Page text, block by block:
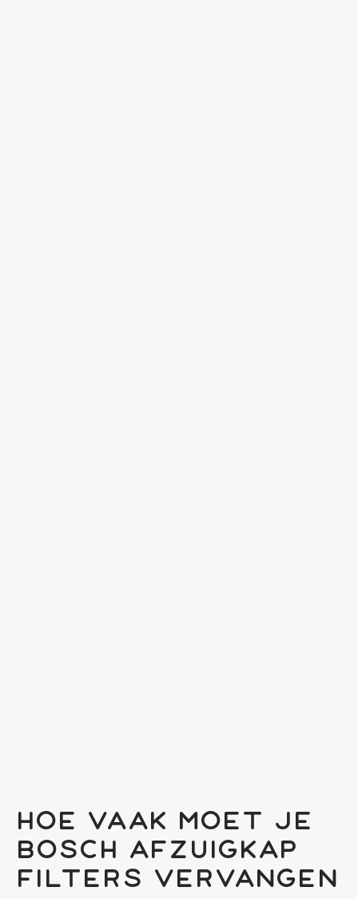
hoe vaak moet je
bosch afzuigkap
filters vervangen